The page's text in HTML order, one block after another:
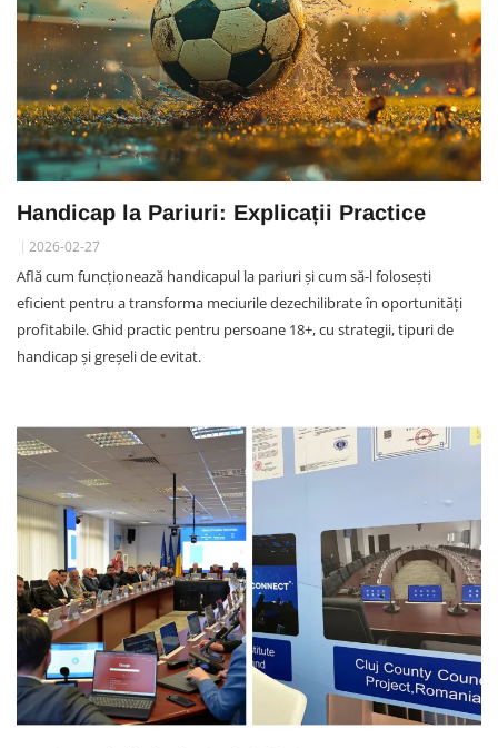
Handicap la Pariuri: Explicații Practice
2026-02-27
Află cum funcționează handicapul la pariuri și cum să-l folosești
eficient pentru a transforma meciurile dezechilibrate în oportunități
profitabile. Ghid practic pentru persoane 18+, cu strategii, tipuri de
handicap și greșeli de evitat.